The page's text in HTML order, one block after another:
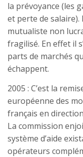
la prévoyance (les
et perte de salaire).
mutualiste non
fragilisé. En effet il
parts de marchés
échappent.
2005 : C’est la
européenne des
français en
La commission
système d’aide
opérateurs